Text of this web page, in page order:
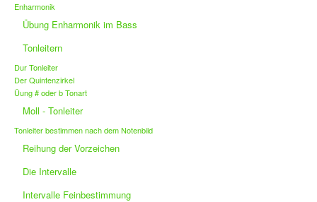
Enharmonik
Übung Enharmonik im Bass
Tonleitern
Dur Tonleiter
Der Quintenzirkel
Üung # oder b Tonart
Moll - Tonleiter
Tonleiter bestimmen nach dem Notenbild
Reihung der Vorzeichen
Die Intervalle
Intervalle Feinbestimmung